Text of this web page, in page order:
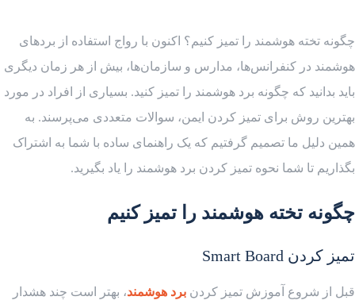
چگونه تخته هوشمند را تمیز کنیم؟ اکنون با رواج استفاده از بردهای
هوشمند در کنفرانس‌ها، مدارس و سازمان‌ها، بیش از هر زمان دیگری
باید بدانید که چگونه برد هوشمند را تمیز کنید. بسیاری از افراد در مورد
بهترین روش برای تمیز کردن ایمن، سوالات متعددی می‌پرسند. به
همین دلیل ما تصمیم گرفتیم که یک راهنمای ساده با شما به اشتراک
بگذاریم تا شما نحوه تمیز کردن برد هوشمند را یاد بگیرید.
چگونه تخته هوشمند را تمیز کنیم
تمیز کردن Smart Board
قبل از شروع آموزش تمیز کردن برد هوشمند، بهتر است چند هشدار